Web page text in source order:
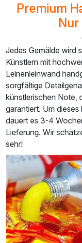
Premium
Jedes Gemälde wird
Künstlern mit
Leinenleinwand
sorgfältige
künstlerischen Note,
garantiert. Um
dauert es 3-4
Lieferung. Wir
sehr!